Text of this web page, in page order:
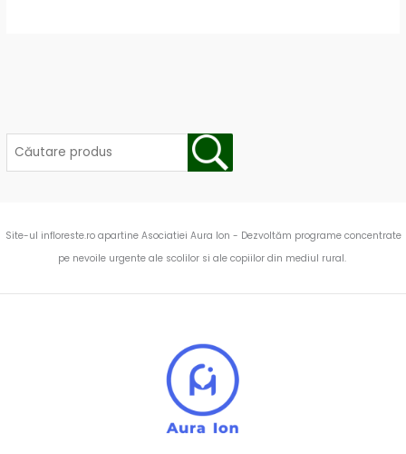
Site-ul infloreste.ro apartine Asociatiei Aura Ion - Dezvoltăm programe concentrate
pe nevoile urgente ale scolilor si ale copiilor din mediul rural.